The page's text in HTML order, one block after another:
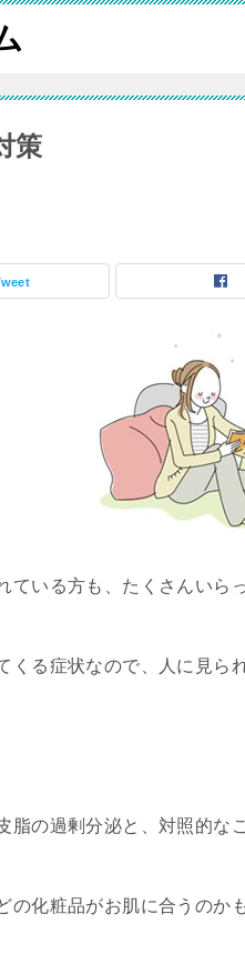
策
ている方も、たくさんいら
くる症状なので、人に見ら
脂の過剰分泌と、対照的な
の化粧品がお肌に合うのか